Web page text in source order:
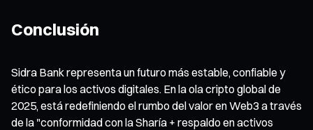
Conclusión
Sidra Bank representa un futuro más estable, confiable y
ético para los activos digitales. En la ola cripto global de
2025, está redefiniendo el rumbo del valor en Web3 a través
de la "conformidad con la Sharía + respaldo en activos